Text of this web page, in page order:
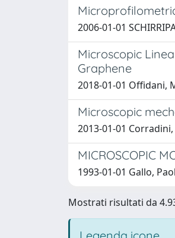
2006-01-01
Microscopic
Graphene
2018-01-01 Offidani,
Microscopic
2013-01-01
MICROSCOPIC
1993-01-01 Gallo,
Mostrati risultati da